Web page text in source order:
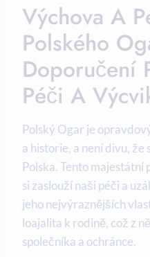
Výchova A
Polského
Doporučení
Péči A
Polský Ogar je
a historie, a není divu,
Polska. Tento majestátní
si zaslouží naši péči a
jeho nejvýraznějších
loajalita k rodině, což z
společníka a ochránce.